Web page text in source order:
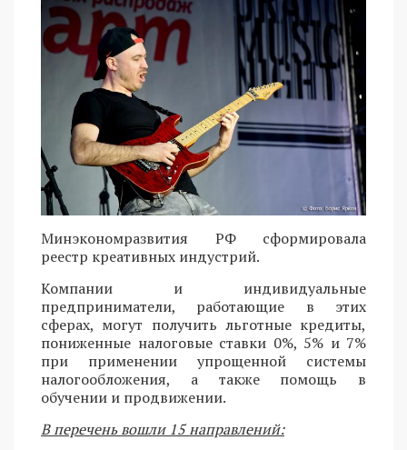
Минэкономразвития РФ сформировала
реестр креативных индустрий.
Компании и индивидуальные
предприниматели, работающие в этих
сферах, могут получить льготные кредиты,
пониженные налоговые ставки 0%, 5% и 7%
при применении упрощенной системы
налогообложения, а также помощь в
обучении и продвижении.
В перечень вошли 15 направлений: